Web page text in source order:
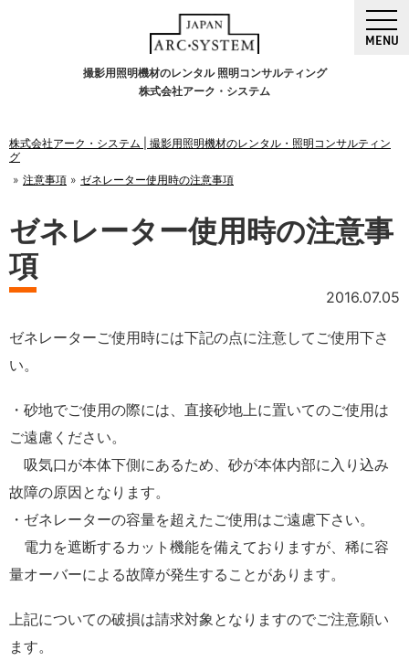
撮影用照明機材のレンタル 照明コンサルティング
株式会社アーク・システム
MENU
株式会社アーク・システム | 撮影用照明機材のレンタル・照明コンサルティン
グ
注意事項
ゼネレーター使用時の注意事項
ゼネレーター使用時の注意事
項
2016.07.05
ゼネレーターご使用時には下記の点に注意してご使用下さ
い。
・砂地でご使用の際には、直接砂地上に置いてのご使用は
ご遠慮ください。
吸気口が本体下側にあるため、砂が本体内部に入り込み
故障の原因となります。
・ゼネレーターの容量を超えたご使用はご遠慮下さい。
電力を遮断するカット機能を備えておりますが、稀に容
量オーバーによる故障が発生することがあります。
上記についての破損は請求対象となりますのでご注意願い
ます。